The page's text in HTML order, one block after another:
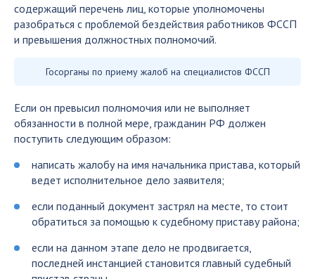
содержащий перечень лиц, которые уполномочены
разобраться с проблемой бездействия работников ФССП
и превышения должностных полномочий.
Госорганы по приему жалоб на специалистов ФССП
Если он превысил полномочия или не выполняет
обязанности в полной мере, гражданин РФ должен
поступить следующим образом:
написать жалобу на имя начальника пристава, который
ведет исполнительное дело заявителя;
если поданный документ застрял на месте, то стоит
обратиться за помощью к судебному приставу района;
если на данном этапе дело не продвигается,
последней инстанцией становится главный судебный